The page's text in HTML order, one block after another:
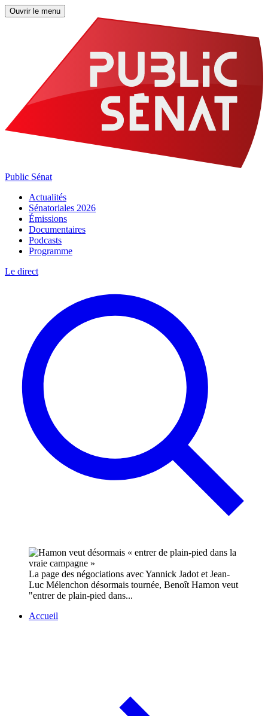
Ouvrir le menu
Public Sénat
Actualités
Sénatoriales 2026
Émissions
Documentaires
Podcasts
Programme
Le direct
La page des négociations avec Yannick Jadot et Jean-
Luc Mélenchon désormais tournée, Benoît Hamon veut
"entrer de plain-pied dans...
Accueil